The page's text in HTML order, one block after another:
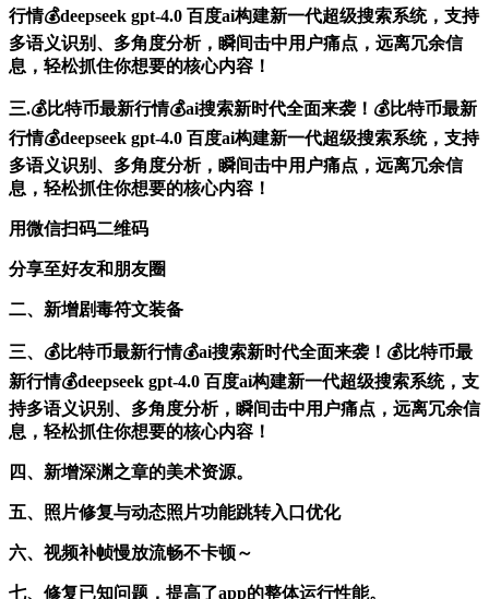
行情💰deepseek gpt-4.0 百度ai构建新一代超级搜索系统，支持
多语义识别、多角度分析，瞬间击中用户痛点，远离冗余信
息，轻松抓住你想要的核心内容！
三.💰比特币最新行情💰ai搜索新时代全面来袭！💰比特币最新
行情💰deepseek gpt-4.0 百度ai构建新一代超级搜索系统，支持
多语义识别、多角度分析，瞬间击中用户痛点，远离冗余信
息，轻松抓住你想要的核心内容！
用微信扫码二维码
分享至好友和朋友圈
二、新增剧毒符文装备
三、💰比特币最新行情💰ai搜索新时代全面来袭！💰比特币最
新行情💰deepseek gpt-4.0 百度ai构建新一代超级搜索系统，支
持多语义识别、多角度分析，瞬间击中用户痛点，远离冗余信
息，轻松抓住你想要的核心内容！
四、新增深渊之章的美术资源。
五、照片修复与动态照片功能跳转入口优化
六、视频补帧慢放流畅不卡顿～
七、修复已知问题，提高了app的整体运行性能。